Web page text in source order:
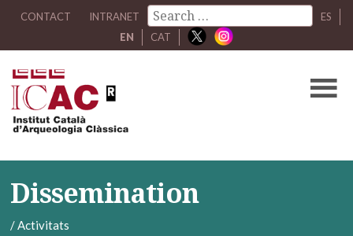
CONTACT INTRANET
ES
EN
CAT
Dissemination
/Activitats